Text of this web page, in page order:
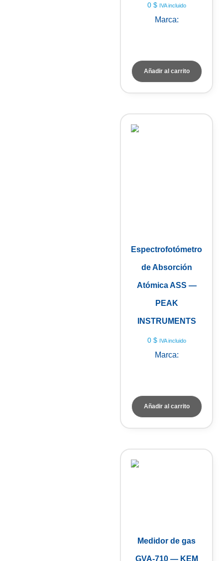
0 $ IVA incluido
Marca:
Añadir al carrito
Espectrofotómetro
de Absorción
Atómica ASS —
PEAK
INSTRUMENTS
0 $ IVA incluido
Marca:
Añadir al carrito
Medidor de gas
GVA-710 — KEM